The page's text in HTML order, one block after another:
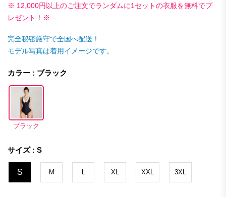
※ 12,000円以上のご注文でランダムに1セットの衣服を無料でプ
レゼント！※
完全秘密厳守で全国へ配送！
モデル写真は着用イメージです。
カラー : ブラック
ブラック
サイズ : S
S M XL XXL 3XL